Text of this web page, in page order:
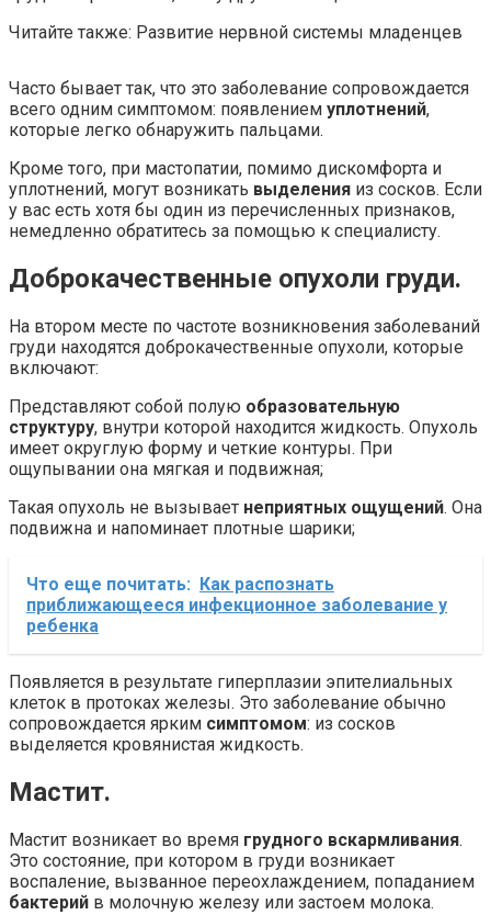
Читайте также: Развитие нервной системы младенцев
Часто бывает так, что это заболевание сопровождается
всего одним симптомом: появлением уплотнений,
которые легко обнаружить пальцами.
Кроме того, при мастопатии, помимо дискомфорта и
уплотнений, могут возникать выделения из сосков. Если
у вас есть хотя бы один из перечисленных признаков,
немедленно обратитесь за помощью к специалисту.
Доброкачественные опухоли груди.
На втором месте по частоте возникновения заболеваний
груди находятся доброкачественные опухоли, которые
включают:
Представляют собой полую образовательную
структуру, внутри которой находится жидкость. Опухоль
имеет округлую форму и четкие контуры. При
ощупывании она мягкая и подвижная;
Такая опухоль не вызывает неприятных ощущений. Она
подвижна и напоминает плотные шарики;
Что еще почитать:
Как распознать
приближающееся инфекционное заболевание у
ребенка
Появляется в результате гиперплазии эпителиальных
клеток в протоках железы. Это заболевание обычно
сопровождается ярким симптомом: из сосков
выделяется кровянистая жидкость.
Мастит.
Мастит возникает во время грудного вскармливания.
Это состояние, при котором в груди возникает
воспаление, вызванное переохлаждением, попаданием
бактерий в молочную железу или застоем молока.